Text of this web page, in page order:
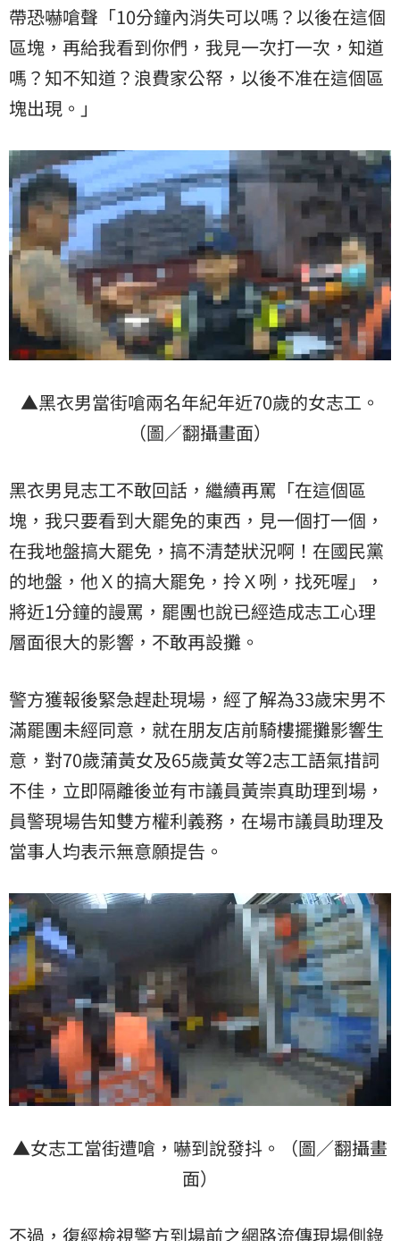
帶恐嚇嗆聲「10分鐘內消失可以嗎？以後在這個
區塊，再給我看到你們，我見一次打一次，知道
嗎？知不知道？浪費家公帑，以後不准在這個區
塊出現。」
▲黑衣男當街嗆兩名年紀年近70歲的女志工。
（圖／翻攝畫面）
黑衣男見志工不敢回話，繼續再罵「在這個區
塊，我只要看到大罷免的東西，見一個打一個，
在我地盤搞大罷免，搞不清楚狀況啊！在國民黨
的地盤，他Ｘ的搞大罷免，拎Ｘ咧，找死喔」，
將近1分鐘的謾罵，罷團也說已經造成志工心理
層面很大的影響，不敢再設攤。
警方獲報後緊急趕赴現場，經了解為33歲宋男不
滿罷團未經同意，就在朋友店前騎樓擺攤影響生
意，對70歲蒲黃女及65歲黃女等2志工語氣措詞
不佳，立即隔離後並有市議員黃崇真助理到場，
員警現場告知雙方權利義務，在場市議員助理及
當事人均表示無意願提告。
▲女志工當街遭嗆，嚇到說發抖。（圖／翻攝畫
面）
不過，復經檢視警方到場前之網路流傳現場側錄